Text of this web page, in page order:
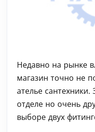
Недавно на рынке
магазин точно не
ателье
отделе но очень
выборе двух